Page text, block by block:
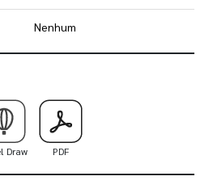
Nenhum
como utilizar os nossos gabaritos
Draw PDF